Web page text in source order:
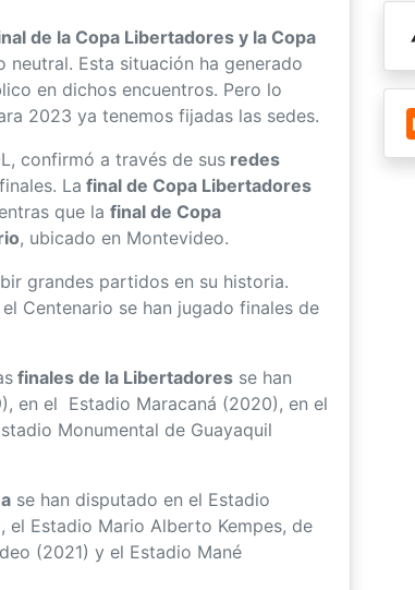
de la Copa Libertadores y la Copa
neutral. Esta situación ha generado
en dichos encuentros. Pero lo
2023 ya tenemos fijadas las sedes.
confirmó a través de sus redes
La final de Copa Libertadores
que la final de Copa
, ubicado en Montevideo.
grandes partidos en su historia.
Centenario se han jugado finales de
finales de la Libertadores se han
en el Estadio Maracaná (2020), en el
Monumental de Guayaquil
se han disputado en el Estadio
el Estadio Mario Alberto Kempes, de
(2021) y el Estadio Mané